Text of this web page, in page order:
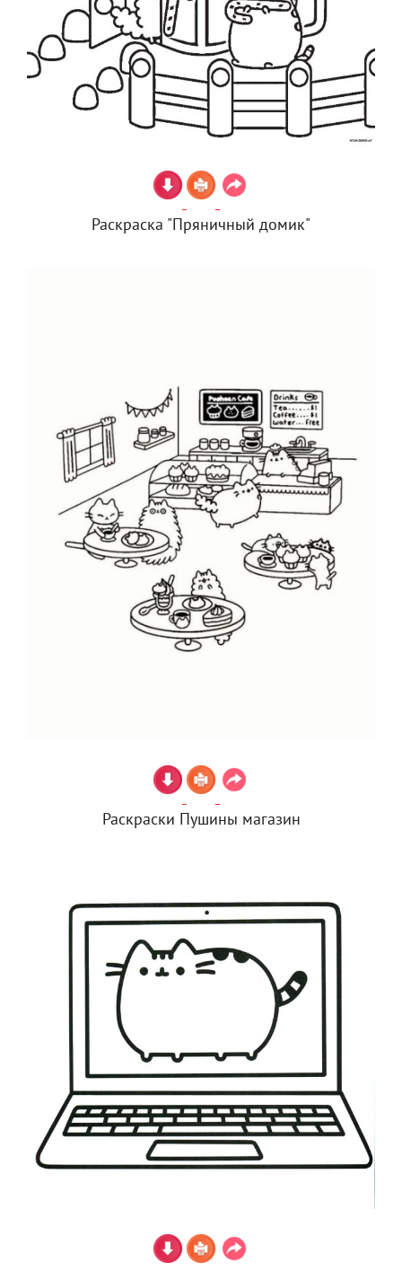
Раскраска "Пряничный домик"
Раскраски Пушины магазин